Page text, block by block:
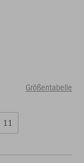
Größentabelle
11